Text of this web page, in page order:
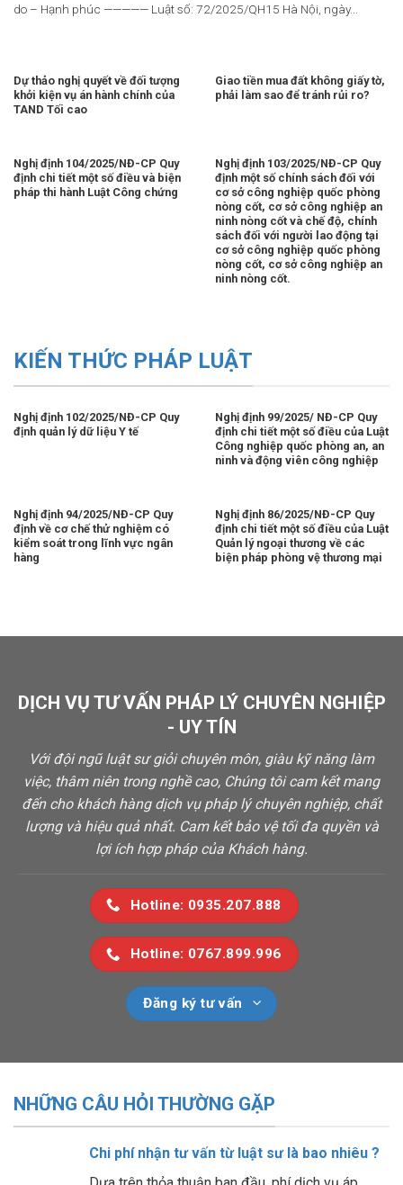
do – Hạnh phúc ————— Luật số: 72/2025/QH15 Hà Nội, ngày...
Dự thảo nghị quyết về đối tượng
khởi kiện vụ án hành chính của
TAND Tối cao
Giao tiền mua đất không giấy tờ,
phải làm sao để tránh rủi ro?
Nghị định 104/2025/NĐ-CP Quy
định chi tiết một số điều và biện
pháp thi hành Luật Công chứng
Nghị định 103/2025/NĐ-CP Quy
định một số chính sách đối với
cơ sở công nghiệp quốc phòng
nòng cốt, cơ sở công nghiệp an
ninh nòng cốt và chế độ, chính
sách đối với người lao động tại
cơ sở công nghiệp quốc phòng
nòng cốt, cơ sở công nghiệp an
ninh nòng cốt.
KIẾN THỨC PHÁP LUẬT
Nghị định 102/2025/NĐ-CP Quy
định quản lý dữ liệu Y tế
Nghị định 99/2025/ NĐ-CP Quy
định chi tiết một số điều của Luật
Công nghiệp quốc phòng an, an
ninh và động viên công nghiệp
Nghị định 94/2025/NĐ-CP Quy
định về cơ chế thử nghiệm có
kiểm soát trong lĩnh vực ngân
hàng
Nghị định 86/2025/NĐ-CP Quy
định chi tiết một số điều của Luật
Quản lý ngoại thương về các
biện pháp phòng vệ thương mại
DỊCH VỤ TƯ VẤN PHÁP LÝ CHUYÊN NGHIỆP
- UY TÍN
Với đội ngũ luật sư giỏi chuyên môn, giàu kỹ năng làm
việc, thâm niên trong nghề cao, Chúng tôi cam kết mang
đến cho khách hàng dịch vụ pháp lý chuyên nghiệp, chất
lượng và hiệu quả nhất. Cam kết bảo vệ tối đa quyền và
lợi ích hợp pháp của Khách hàng.
Hotline: 0935.207.888
Hotline: 0767.899.996
Đăng ký tư vấn
NHỮNG CÂU HỎI THƯỜNG GẶP
Chi phí nhận tư vấn từ luật sư là bao nhiêu ?